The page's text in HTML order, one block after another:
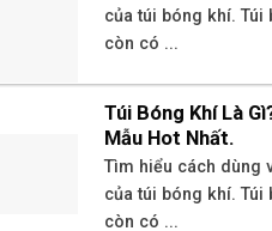
của túi bóng khí. Túi
còn có ...
Túi Bóng Khí Là
Mẫu Hot Nhất.
Tìm hiểu cách dùng
của túi bóng khí. Túi
còn có ...